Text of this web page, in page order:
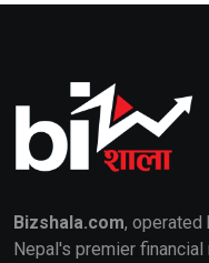
Bizshala.com, operated
Nepal's premier